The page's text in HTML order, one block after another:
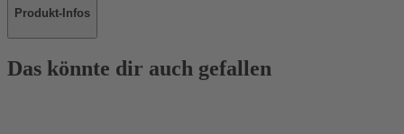
Produkt-Infos
Das könnte dir auch gefallen